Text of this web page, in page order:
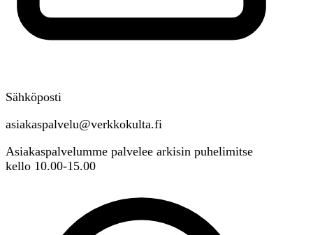
Sähköposti
asiakaspalvelu@verkkokulta.fi
Asiakaspalvelumme palvelee arkisin puhelimitse
kello 10.00-15.00